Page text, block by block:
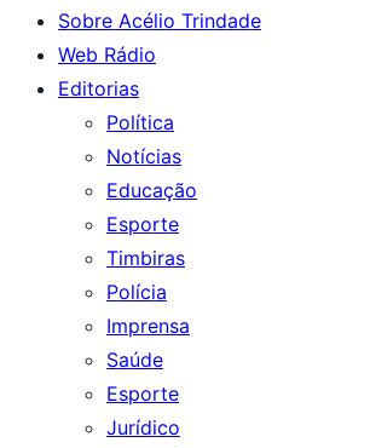
Sobre Acélio Trindade
Web Rádio
Editorias
Política
Notícias
Educação
Esporte
Timbiras
Polícia
Imprensa
Saúde
Esporte
Jurídico